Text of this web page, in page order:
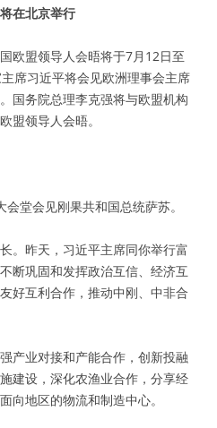
在北京举行
欧盟领导人会晤将于7月12日至
席习近平将会见欧洲理事会主席
国务院总理李克强将与欧盟机构
盟领导人会晤。
堂会见刚果共和国总统萨苏。
。昨天，习近平主席同你举行富
断巩固和发挥政治互信、经济互
好互利合作，推动中刚、中非合
产业对接和产能合作，创新投融
建设，深化农渔业合作，分享经
向地区的物流和制造中心。